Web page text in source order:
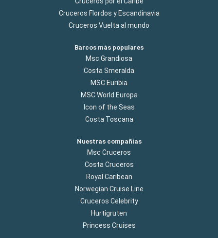
Cruceros Flordos y Escandinavia
Cruceros Vuelta al mundo
Barcos más populares
Msc Grandiosa
Costa Smeralda
MSC Euribia
MSC World Europa
Icon of the Seas
Costa Toscana
Nuestras compañías
Msc Cruceros
Costa Cruceros
Royal Caribean
Norwegian Cruise Line
Cruceros Celebrity
Hurtigruten
Princess Cruises